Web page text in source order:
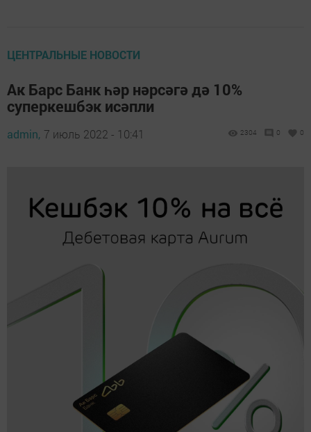
ЦЕНТРАЛЬНЫЕ НОВОСТИ
Ак Барс Банк һәр нәрсәгә дә 10%
суперкешбэк исәпли
admin, 7 июль 2022 - 10:41 2304 0 0